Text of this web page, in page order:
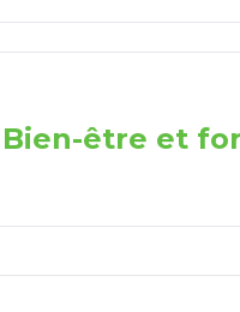
Bien-être et